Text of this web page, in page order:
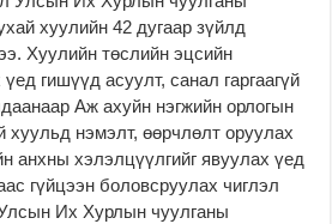
хуулийн 42 дугаар зүйлд
Хуулийн төслийн эцсийн
гишүүд асуулт, санал гаргаагүй
Аж ахуйн нэгжийн орлогын
хуульд нэмэлт, өөрчлөлт оруулах
анхны хэлэлцүүлгийг явуулах үед
гүйцээн боловсруулах чиглэл
Их Хурлын чуулганы